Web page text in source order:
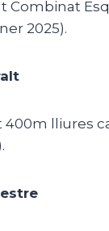
Combinat
2025).
400m lliures